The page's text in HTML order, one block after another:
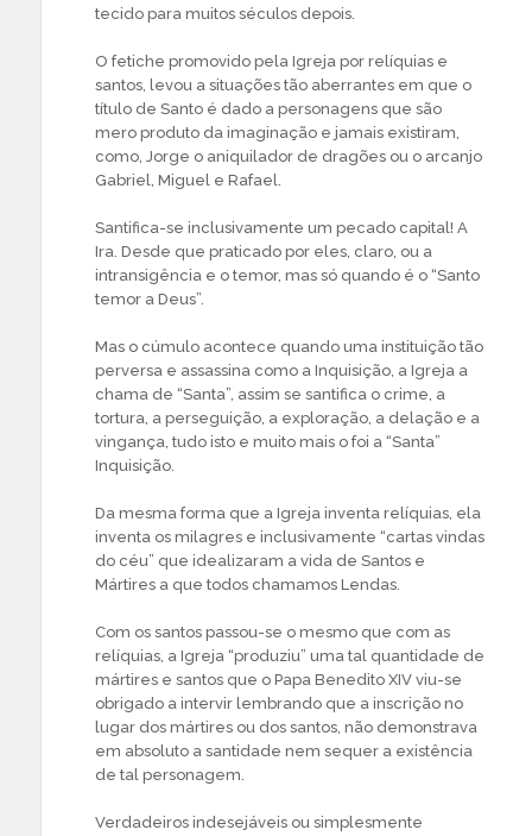
tecido para muitos séculos depois.
O fetiche promovido pela Igreja por relíquias e
santos, levou a situações tão aberrantes em que o
título de Santo é dado a personagens que são
mero produto da imaginação e jamais existiram,
como, Jorge o aniquilador de dragões ou o arcanjo
Gabriel, Miguel e Rafael.
Santifica-se inclusivamente um pecado capital! A
Ira. Desde que praticado por eles, claro, ou a
intransigência e o temor, mas só quando é o “Santo
temor a Deus”.
Mas o cúmulo acontece quando uma instituição tão
perversa e assassina como a Inquisição, a Igreja a
chama de “Santa”, assim se santifica o crime, a
tortura, a perseguição, a exploração, a delação e a
vingança, tudo isto e muito mais o foi a “Santa”
Inquisição.
Da mesma forma que a Igreja inventa relíquias, ela
inventa os milagres e inclusivamente “cartas vindas
do céu” que idealizaram a vida de Santos e
Mártires a que todos chamamos Lendas.
Com os santos passou-se o mesmo que com as
relíquias, a Igreja “produziu” uma tal quantidade de
mártires e santos que o Papa Benedito XIV viu-se
obrigado a intervir lembrando que a inscrição no
lugar dos mártires ou dos santos, não demonstrava
em absoluto a santidade nem sequer a existência
de tal personagem.
Verdadeiros indesejáveis ou simplesmente